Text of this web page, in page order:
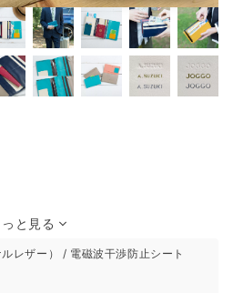
っと見る
レザー） / 電磁波干渉防止シート